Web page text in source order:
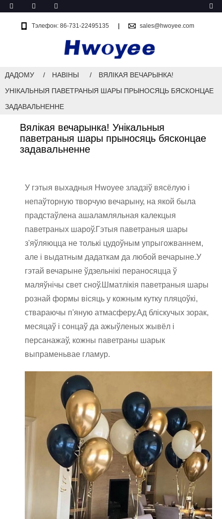
Тэлефон: 86-731-22495135 sales@hwoyee.com
ДАДОМУ НАВІНЫ
ВЯЛІКАЯ ВЕЧАРЫНКА!
УНІКАЛЬНЫЯ ПАВЕТРАНЫЯ ШАРЫ ПРЫНОСЯЦЬ БЯСКОНЦАЕ
ЗАДАВАЛЬНЕННЕ
Вялікая вечарынка! Унікальныя
паветраныя шары прыносяць бясконцае
задавальненне
У гэтыя выхадныя Hwoyee зладзіў вясёлую і
непаўторную творчую вечарыну, на якой была
прадстаўлена ашаламляльная калекцыя
паветраных шароў.Гэтыя паветраныя шары
з'яўляюцца не толькі цудоўным упрыгожваннем,
але і выдатным дадаткам да любой вечарыне.У
гэтай вечарыне ўдзельнікі пераносяцца ў
маляўнічы свет сноў.Шматлікія паветраныя шары
рознай формы вісяць у кожным кутку пляцоўкі,
ствараючы п'яную атмасферу.Ад бліскучых зорак,
месяцаў і сонцаў да ажыўленых жывёл і
персанажаў, кожны паветраны шарык
выпраменьвае гламур.